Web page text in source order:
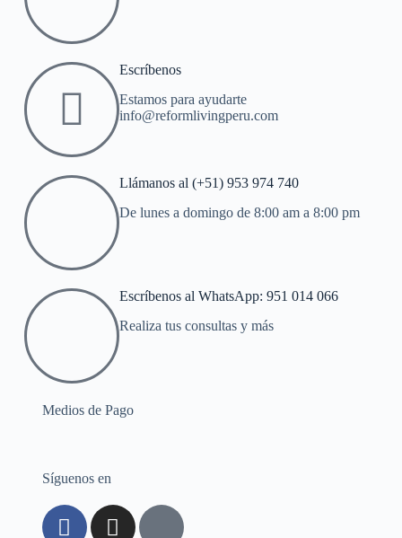
Escríbenos
Estamos para ayudarte
info@reformlivingperu.com
Llámanos al (+51) 953 974 740
De lunes a domingo de 8:00 am a 8:00 pm
Escríbenos al WhatsApp: 951 014 066
Realiza tus consultas y más
Medios de Pago
Síguenos en